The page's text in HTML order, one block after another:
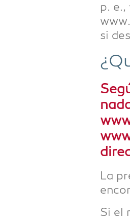
p.
si
La
Si el